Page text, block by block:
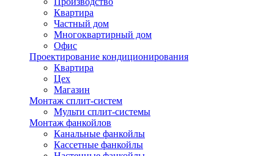
Квартира
Частный дом
Многоквартирный дом
Офис
Проектирование кондиционирования
Квартира
Цех
Магазин
Монтаж сплит-систем
Мульти сплит-системы
Монтаж фанкойлов
Канальные фанкойлы
Кассетные фанкойлы